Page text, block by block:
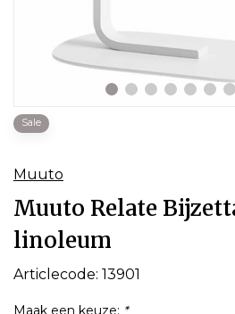
Sale
Muuto
Muuto Relate
linoleum
Articlecode: 13901
Maak een keuze: *